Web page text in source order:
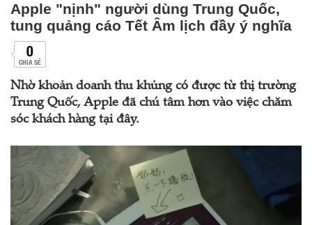
Apple "nịnh" người dùng Trung Quốc,
tung quảng cáo Tết Âm lịch đầy ý nghĩa
0
CHIA SẺ
Nhờ khoản doanh thu khủng có được từ thị trường
Trung Quốc, Apple đã chú tâm hơn vào việc chăm
sóc khách hàng tại đây.